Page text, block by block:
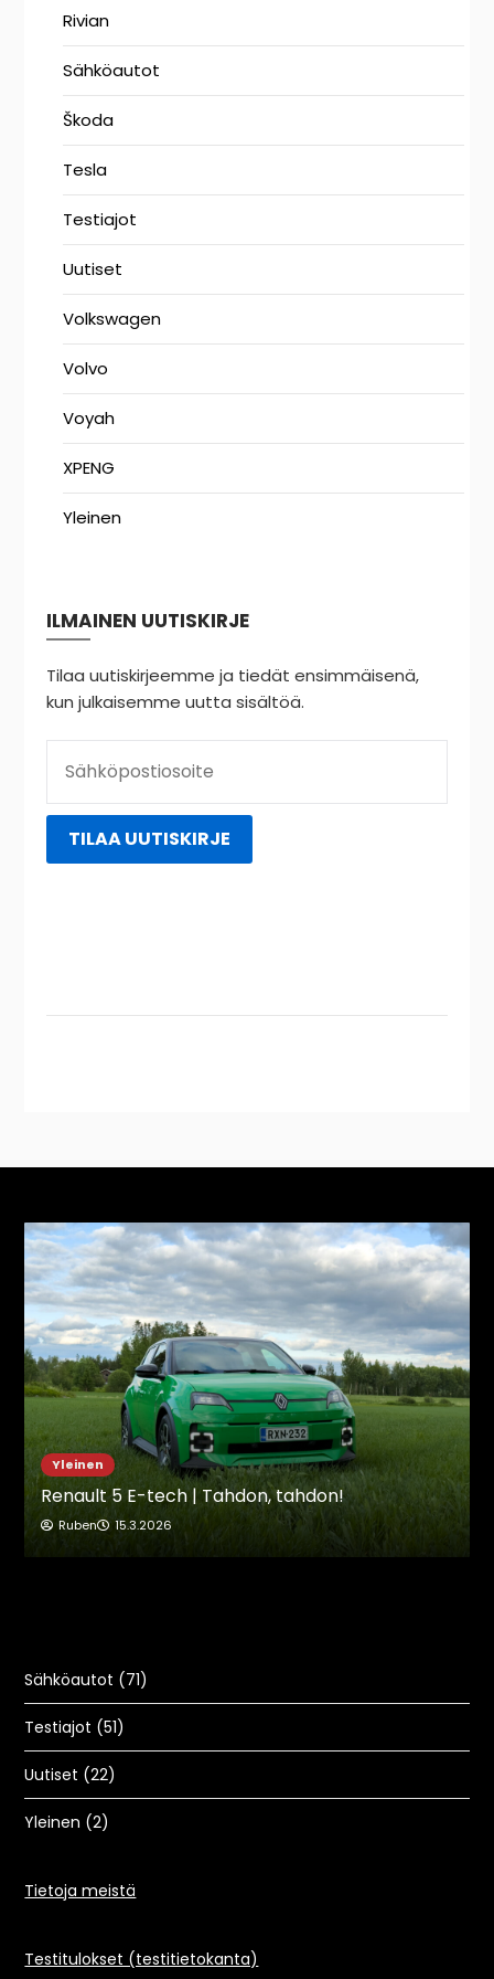
Rivian
Sähköautot
Škoda
Tesla
Testiajot
Uutiset
Volkswagen
Volvo
Voyah
XPENG
Yleinen
ILMAINEN UUTISKIRJE
Tilaa uutiskirjeemme ja tiedät ensimmäisenä,
kun julkaisemme uutta sisältöä.
Yleinen
Renault 5 E-tech | Tahdon, tahdon!
Ruben 15.3.2026
Sähköautot (71)
Testiajot (51)
Uutiset (22)
Yleinen (2)
Tietoja meistä
Testitulokset (testitietokanta)